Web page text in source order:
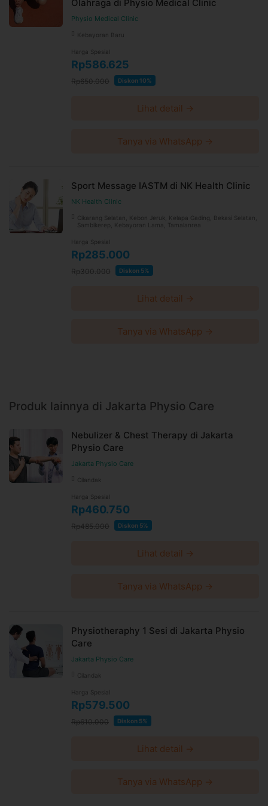
Olahraga di Physio Medical Clinic
Physio Medical Clinic
Kebayoran Baru
Harga Spesial
Rp586.625
Rp650.000 Diskon 10%
Lihat detail →
Tanya via WhatsApp →
Sport Message IASTM di NK Health Clinic
NK Health Clinic
Cikarang Selatan, Kebon Jeruk, Kelapa Gading, Bekasi Selatan,
Sambikerep, Kebayoran Lama, Tamalanrea
Harga Spesial
Rp285.000
Rp300.000 Diskon 5%
Lihat detail →
Tanya via WhatsApp →
Produk lainnya di Jakarta Physio Care
Nebulizer & Chest Therapy di Jakarta
Physio Care
Jakarta Physio Care
Cilandak
Harga Spesial
Rp460.750
Rp485.000 Diskon 5%
Lihat detail →
Tanya via WhatsApp →
Physiotheraphy 1 Sesi di Jakarta Physio
Care
Jakarta Physio Care
Cilandak
Harga Spesial
Rp579.500
Rp610.000 Diskon 5%
Lihat detail →
Tanya via WhatsApp →